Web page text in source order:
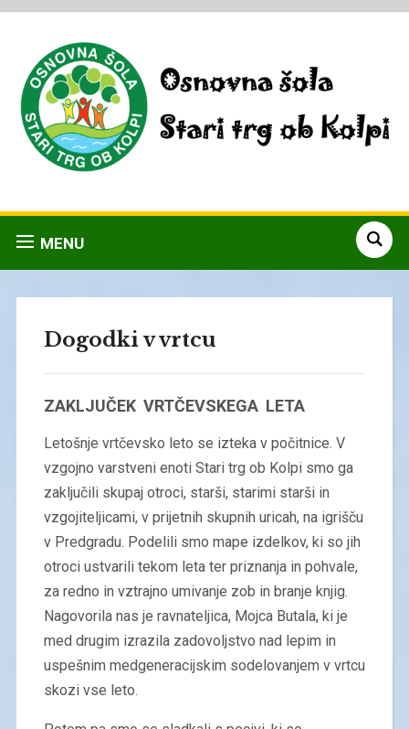
MENU
Dogodki v vrtcu
ZAKLJUČEK VRTČEVSKEGA LETA
Letošnje vrtčevsko leto se izteka v počitnice. V
vzgojno varstveni enoti Stari trg ob Kolpi smo ga
zaključili skupaj otroci, starši, starimi starši in
vzgojiteljicami, v prijetnih skupnih uricah, na igrišču
v Predgradu. Podelili smo mape izdelkov, ki so jih
otroci ustvarili tekom leta ter priznanja in pohvale,
za redno in vztrajno umivanje zob in branje knjig.
Nagovorila nas je ravnateljica, Mojca Butala, ki je
med drugim izrazila zadovoljstvo nad lepim in
uspešnim medgeneracijskim sodelovanjem v vrtcu
skozi vse leto.